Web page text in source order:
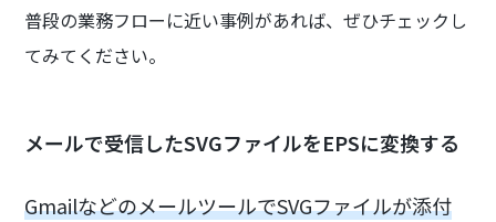
普段の業務フローに近い事例があれば、ぜひチェックし
てみてください。
メールで受信したSVGファイルをEPSに変換する
GmailなどのメールツールでSVGファイルが添付